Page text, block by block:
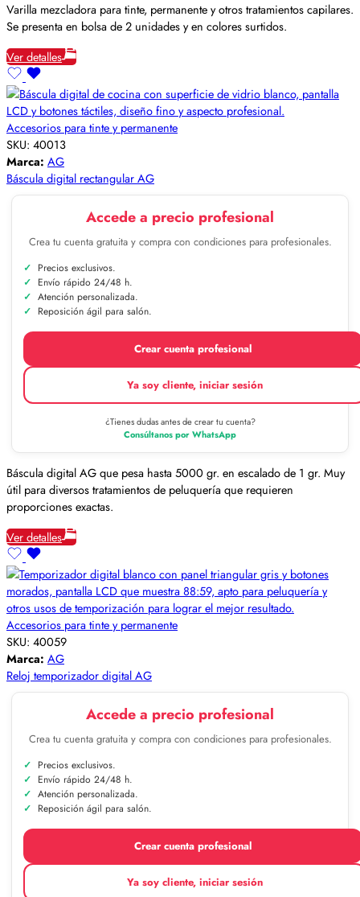
Varilla mezcladora para tinte, permanente y otros tratamientos capilares.
Se presenta en bolsa de 2 unidades y en colores surtidos.
Ver detalles
Accesorios para tinte y permanente
SKU: 40013
Marca: AG
Báscula digital rectangular AG
Accede a precio profesional
Crea tu cuenta gratuita y compra con condiciones para profesionales.
Precios exclusivos.
Envío rápido 24/48 h.
Atención personalizada.
Reposición ágil para salón.
Crear cuenta profesional
Ya soy cliente, iniciar sesión
¿Tienes dudas antes de crear tu cuenta?
Consúltanos por WhatsApp
Báscula digital AG que pesa hasta 5000 gr. en escalado de 1 gr. Muy
útil para diversos tratamientos de peluquería que requieren
proporciones exactas.
Ver detalles
Accesorios para tinte y permanente
SKU: 40059
Marca: AG
Reloj temporizador digital AG
Accede a precio profesional
Crea tu cuenta gratuita y compra con condiciones para profesionales.
Precios exclusivos.
Envío rápido 24/48 h.
Atención personalizada.
Reposición ágil para salón.
Crear cuenta profesional
Ya soy cliente, iniciar sesión